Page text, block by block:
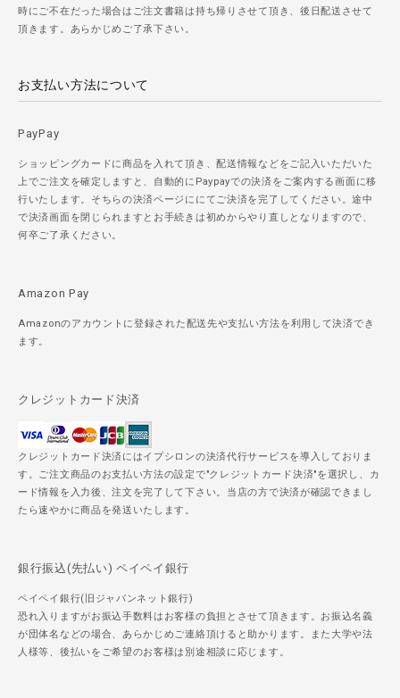
時にご不在だった場合はご注文書籍は持ち帰りさせて頂き、後日配送させて
頂きます。あらかじめご了承下さい。
お支払い方法について
PayPay
ショッピングカードに商品を入れて頂き、配送情報などをご記入いただいた
上でご注文を確定しますと、自動的にPaypayでの決済をご案内する画面に移
行いたします。そちらの決済ページににてご決済を完了してください。途中
で決済画面を閉じられますとお手続きは初めからやり直しとなりますので、
何卒ご了承ください。
Amazon Pay
Amazonのアカウントに登録された配送先や支払い方法を利用して決済でき
ます。
クレジットカード決済
クレジットカード決済にはイプシロンの決済代行サービスを導入しておりま
す。ご注文商品のお支払い方法の設定で"クレジットカード決済"を選択し、カ
ード情報を入力後、注文を完了して下さい。当店の方で決済が確認できまし
たら速やかに商品を発送いたします。
銀行振込(先払い) ペイペイ銀行
ペイペイ銀行(旧ジャパンネット銀行)
恐れ入りますがお振込手数料はお客様の負担とさせて頂きます。お振込名義
が団体名などの場合、あらかじめご連絡頂けると助かります。また大学や法
人様等、後払いをご希望のお客様は別途相談に応じます。